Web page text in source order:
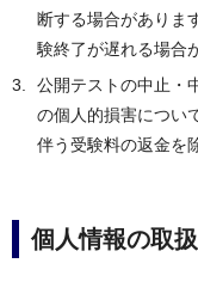
断する場合がありま
験終了が遅れる場合
公開テストの中止・
の個人的損害につい
伴う受験料の返金を
個人情報の取